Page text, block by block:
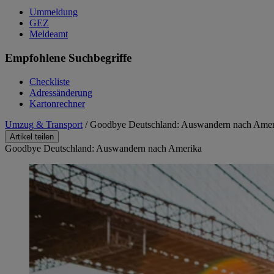
Ummeldung
GEZ
Meldeamt
Empfohlene Suchbegriffe
Checkliste
Adressänderung
Kartonrechner
Umzug & Transport / Goodbye Deutschland: Auswandern nach
Artikel teilen
Goodbye Deutschland: Auswandern nach Amerika